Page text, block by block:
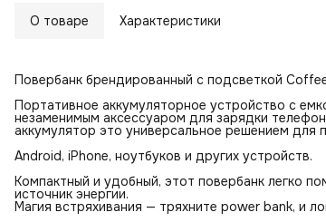
О товаре Характеристики
Повербанк брендированный с подсветкой
Портативное аккумуляторное устройство с
незаменимым аксессуаром для зарядки
аккумулятор это универсальное решением для
Android, iPhone, ноутбуков и других устройств.
Компактный и удобный, этот повербанк легко
источник энергии.
Магия встряхивания — тряхните power bank, и